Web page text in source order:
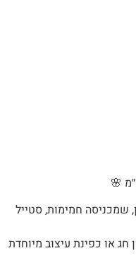
שמכניסה חמימות, סטייל
או כפינת עיצוב מיוחדת